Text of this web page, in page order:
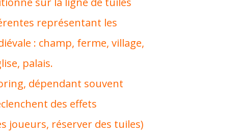
représentant les
: champ, ferme, village,
palais.
dépendant souvent
des effets
joueurs, réserver des tuiles)